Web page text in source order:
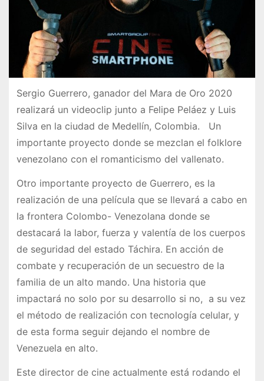
Sergio Guerrero, ganador del Mara de Oro 2020
realizará un videoclip junto a Felipe Peláez y Luis
Silva en la ciudad de Medellín, Colombia. Un
importante proyecto donde se mezclan el folklore
venezolano con el romanticismo del vallenato.
Otro importante proyecto de Guerrero, es la
realización de una película que se llevará a cabo en
la frontera Colombo- Venezolana donde se
destacará la labor, fuerza y valentía de los cuerpos
de seguridad del estado Táchira. En acción de
combate y recuperación de un secuestro de la
familia de un alto mando. Una historia que
impactará no solo por su desarrollo si no, a su vez
el método de realización con tecnología celular, y
de esta forma seguir dejando el nombre de
Venezuela en alto.
Este director de cine actualmente está rodando el